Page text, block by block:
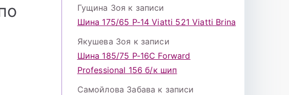
Гущина Зоя к записи
Шина 175/65 Р-14 Viatti 521 Viatti Brina
Якушева Зоя к записи
Шина 185/75 Р-16С Forward
Professional 156 б/к шип
Самойлова Забава к записи